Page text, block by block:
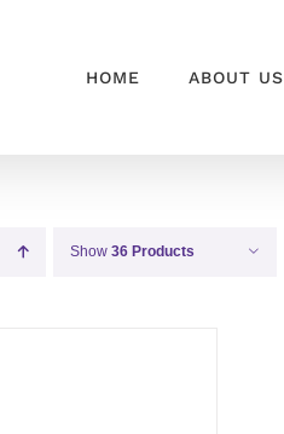
HOME ABOUT US
Show 36 Products